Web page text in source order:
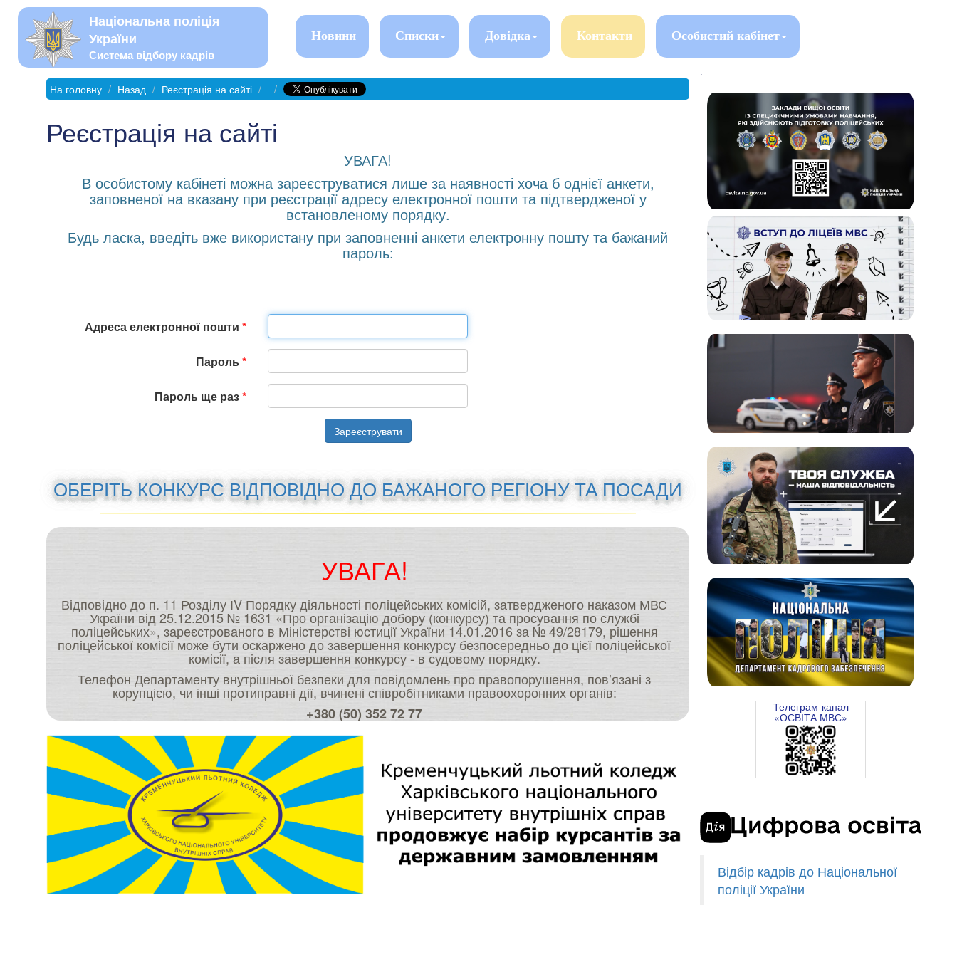
Національна поліція
України
Система відбору кадрів
Новини Списки Довідка Контакти Особистий кабінет
На головну Назад Реєстрація на сайті
Реєстрація на сайті
УВАГА!
В особистому кабінеті можна зареєструватися лише за наявності хоча б однієї анкети,
заповненої на вказану при реєстрації адресу електронної пошти та підтвердженої у
встановленому порядку.
Будь ласка, введіть вже використану при заповненні анкети електронну пошту та бажаний
пароль:
Адреса електронної пошти
Пароль
Пароль ще раз
Зареєструвати
ОБЕРІТЬ КОНКУРС ВІДПОВІДНО ДО БАЖАНОГО РЕГІОНУ ТА ПОСАДИ
УВАГА!
Відповідно до п. 11 Розділу ІV Порядку діяльності поліцейських комісій, затвердженого наказом МВС
України від 25.12.2015 № 1631 «Про організацію добору (конкурсу) та просування по службі
поліцейських», зареєстрованого в Міністерстві юстиції України 14.01.2016 за № 49/28179, рішення
поліцейської комісії може бути оскаржено до завершення конкурсу безпосередньо до цієї поліцейської
комісії, а після завершення конкурсу - в судовому порядку.
Телефон Департаменту внутрішньої безпеки для повідомлень про правопорушення, пов’язані з
корупцією, чи інші протиправні дії, вчинені співробітниками правоохоронних органів:
+380 (50) 352 72 77
.
Телеграм-канал
«ОСВІТА МВС»
Відбір кадрів до Національної
поліції України